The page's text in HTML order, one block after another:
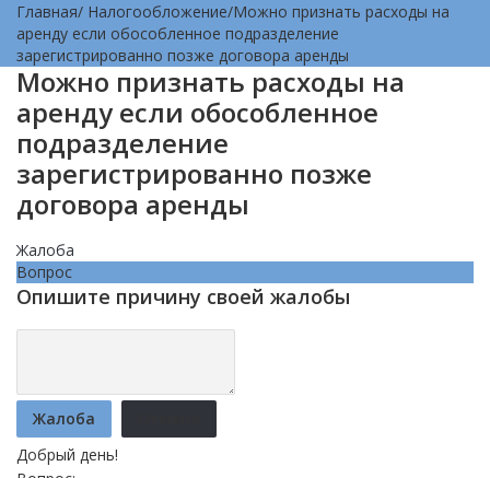
Главная/ Налогообложение/Можно признать расходы на
аренду если обособленное подразделение
зарегистрированно позже договора аренды
Можно признать расходы на
аренду если обособленное
подразделение
зарегистрированно позже
договора аренды
Жалоба
Вопрос
Опишите причину своей жалобы
Жалоба
Добрый день!